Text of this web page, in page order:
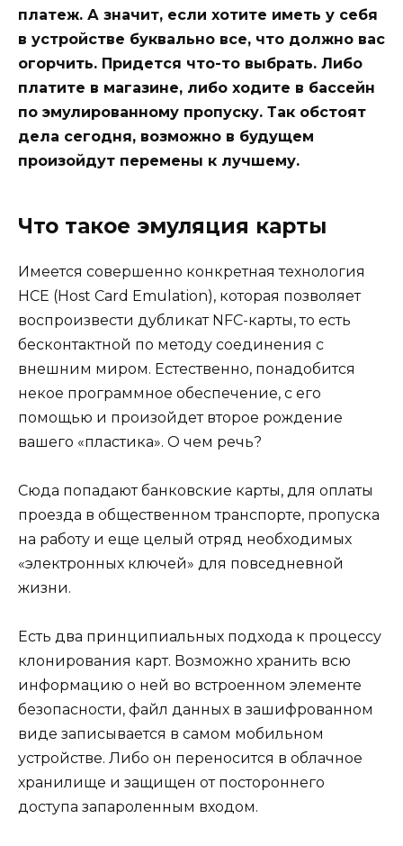
платеж. А значит, если хотите иметь у себя
в устройстве буквально все, что должно вас
огорчить. Придется что-то выбрать. Либо
платите в магазине, либо ходите в бассейн
по эмулированному пропуску. Так обстоят
дела сегодня, возможно в будущем
произойдут перемены к лучшему.
Что такое эмуляция карты
Имеется совершенно конкретная технология
HCE (Host Card Emulation), которая позволяет
воспроизвести дубликат NFC-карты, то есть
бесконтактной по методу соединения с
внешним миром. Естественно, понадобится
некое программное обеспечение, с его
помощью и произойдет второе рождение
вашего «пластика». О чем речь?
Сюда попадают банковские карты, для оплаты
проезда в общественном транспорте, пропуска
на работу и еще целый отряд необходимых
«электронных ключей» для повседневной
жизни.
Есть два принципиальных подхода к процессу
клонирования карт. Возможно хранить всю
информацию о ней во встроенном элементе
безопасности, файл данных в зашифрованном
виде записывается в самом мобильном
устройстве. Либо он переносится в облачное
хранилище и защищен от постороннего
доступа запароленным входом.